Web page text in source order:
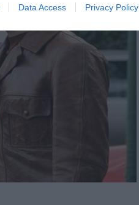
Data Access Privacy Policy